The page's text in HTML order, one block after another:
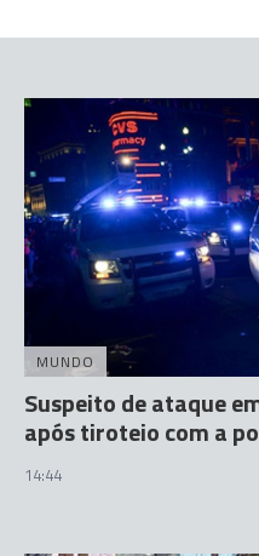
MUNDO
Suspeito de ataque
após tiroteio com a
14:44